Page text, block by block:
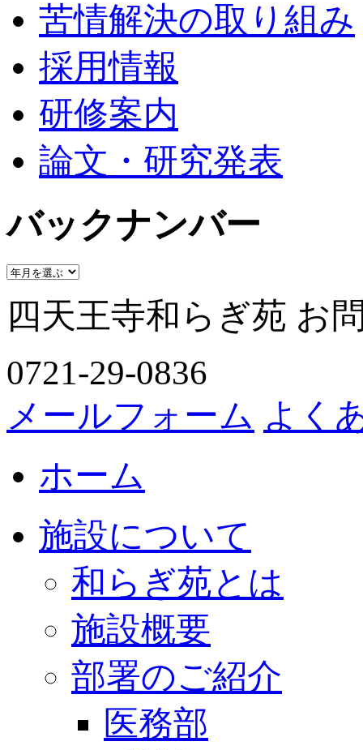
苦情解決の取り組み
採用情報
研修案内
論文・研究発表
バックナンバー
四天王寺和らぎ苑 お
0721-29-0836
メールフォーム よく
ホーム
施設について
和らぎ苑とは
施設概要
部署のご紹介
医務部